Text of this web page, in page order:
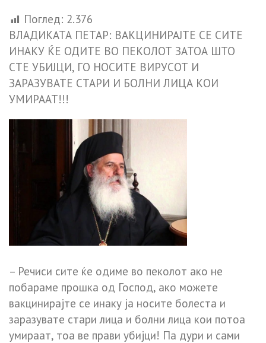
Поглед: 2.376
ВЛАДИКАТА ПЕТАР: ВАКЦИНИРАЈТЕ СЕ СИТЕ
ИНАКУ ЌЕ ОДИТЕ ВО ПЕКОЛОТ ЗАТОА ШТО
СТЕ УБИЈЦИ, ГО НОСИТЕ ВИРУСОТ И
ЗАРАЗУВАТЕ СТАРИ И БОЛНИ ЛИЦА КОИ
УМИРААТ!!!
– Речиси сите ќе одиме во пеколот ако не
побараме прошка од Господ, ако можете
вакцинирајте се инаку ја носите болеста и
заразувате стари лица и болни лица кои потоа
умираат, тоа ве прави убијци! Па дури и сами